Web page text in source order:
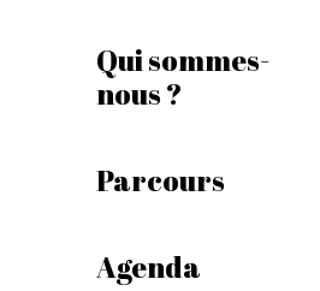
Qui sommes-
nous ?
Parcours
Agenda